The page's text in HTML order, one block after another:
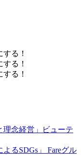
理念経営」ビューテ
よるSDGs」 Fareグル